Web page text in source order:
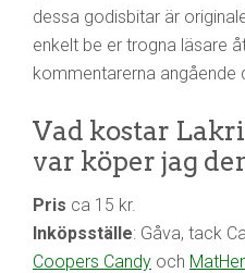
dessa godisbitar är
enkelt be er trogna läsare
kommentarerna angående
Vad kostar
var köper jag
Pris ca 15 kr.
Inköpsställe: Gåva, tack
Coopers Candy och